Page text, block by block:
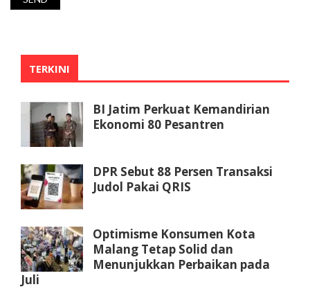
TERKINI
BI Jatim Perkuat Kemandirian
Ekonomi 80 Pesantren
DPR Sebut 88 Persen Transaksi
Judol Pakai QRIS
Optimisme Konsumen Kota
Malang Tetap Solid dan
Menunjukkan Perbaikan pada
Juli